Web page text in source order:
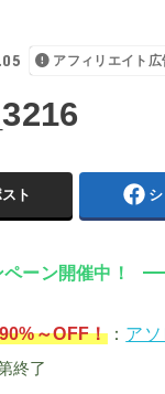
アフィリエイト広
ト
ーン開催中！
～OFF！： ア
終了